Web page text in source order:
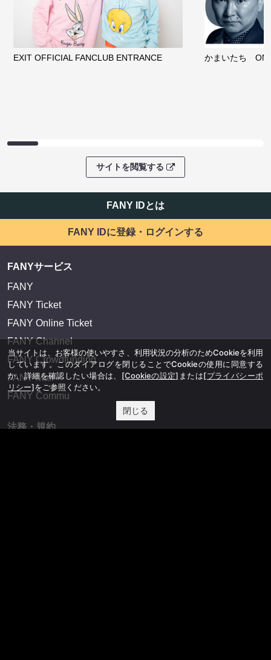
EXIT OFFICIAL FANCLUB ENTRANCE かまいたち
サイトを閲覧する
FANY IDとは
FANY IDに登録・ログインする
FANYサービス
FANY
FANY Ticket
FANY Online Ticket
FANY Channel
FANY Crowdfunding
FANY Mall
FANY Commu
法務・規約
当サイトは、お客様の使いやすさ、利用状況の分析のためCookieを利用
しています。このダイアログを閉じることでCookieの使用に同意する
か、詳細を確認したい場合は、 [Cookieの設定] または[プライバシーポ
リシー]をご参照ください。
閉じる